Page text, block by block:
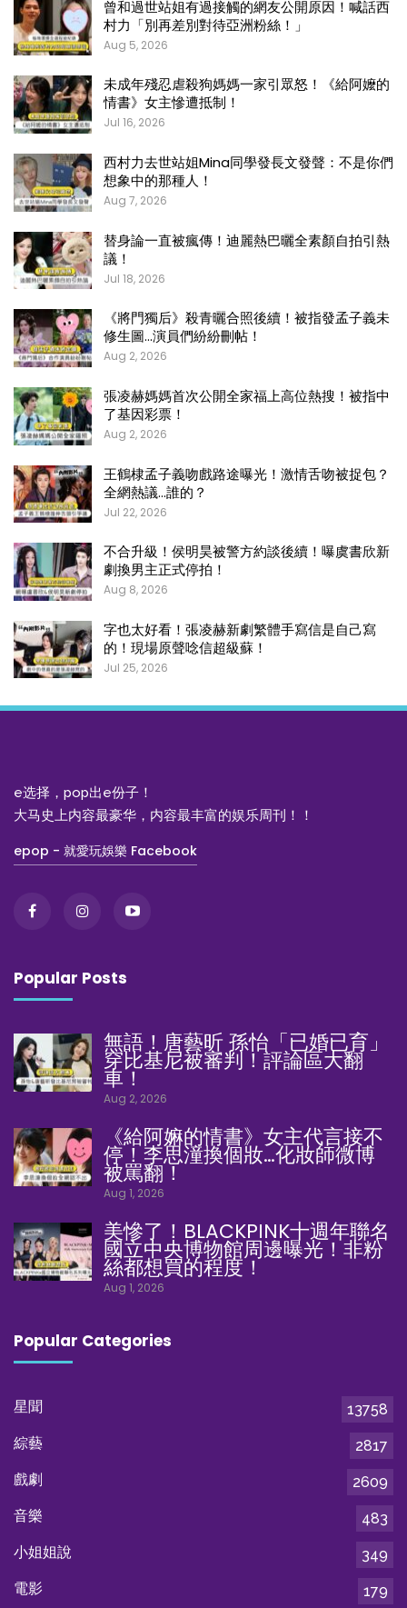
曾和過世站姐有過接觸的網友公開原因！喊話西
村力「別再差別對待亞洲粉絲！」
Aug 5, 2026
未成年殘忍虐殺狗媽媽一家引眾怒！《給阿嬤的
情書》女主慘遭抵制！
Jul 16, 2026
西村力去世站姐Mina同學發長文發聲：不是你們
想象中的那種人！
Aug 7, 2026
替身論一直被瘋傳！迪麗熱巴曬全素顏自拍引熱
議！
Jul 18, 2026
《將門獨后》殺青曬合照後續！被指發孟子義未
修生圖…演員們紛紛刪帖！
Aug 2, 2026
張凌赫媽媽首次公開全家福上高位熱搜！被指中
了基因彩票！
Aug 2, 2026
王鶴棣孟子義吻戲路途曝光！激情舌吻被捉包？
全網熱議…誰的？
Jul 22, 2026
不合升級！侯明昊被警方約談後續！曝虞書欣新
劇換男主正式停拍！
Aug 8, 2026
字也太好看！張凌赫新劇繁體手寫信是自己寫
的！現場原聲唸信超級蘇！
Jul 25, 2026
e选择，pop出e份子！
大马史上内容最豪华，内容最丰富的娱乐周刊！！
epop - 就愛玩娛樂 Facebook
Popular Posts
無語！唐藝昕 孫怡「已婚已育」
穿比基尼被審判！評論區大翻
車！
Aug 2, 2026
《給阿嫲的情書》女主代言接不
停！李思潼換個妝…化妝師微博
被罵翻！
Aug 1, 2026
美慘了！BLACKPINK十週年聯名
國立中央博物館周邊曝光！非粉
絲都想買的程度！
Aug 1, 2026
Popular Categories
星聞
13758
綜藝
2817
戲劇
2609
音樂
483
小姐姐說
349
電影
179